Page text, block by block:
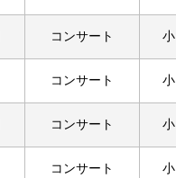
コンサート 小
コンサート 小
コンサート 小
コンサート 小